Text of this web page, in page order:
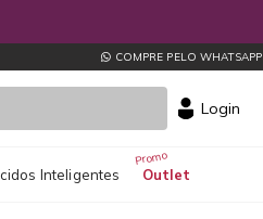
COMPRE PELO WHATSAPP
Login
Outlet
Inteligentes